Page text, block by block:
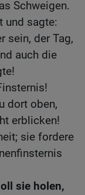
Schweigen.
und sagte:
sein, der Tag,
auch die
dort oben,
erblicken!
sie fordere
sie holen,